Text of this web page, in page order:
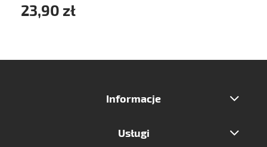
23,90 zł
Informacje
Usługi